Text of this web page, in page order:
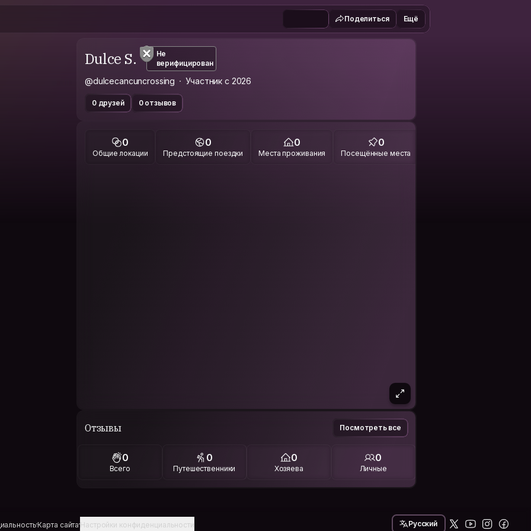
Поделиться Ещё
Dulce S.
Не
верифицирован
@dulcecancuncrossing Участник с 2026
0 друзей 0 отзывов
0
Общие локации
0
Предстоящие поездки
0
Места проживания
0
Посещённые места
Отзывы Посмотреть все
0
Всего
0
Путешественники
0
Хозяева
0
Личные
Карта сайтаНастройки конфиденциальности Русский